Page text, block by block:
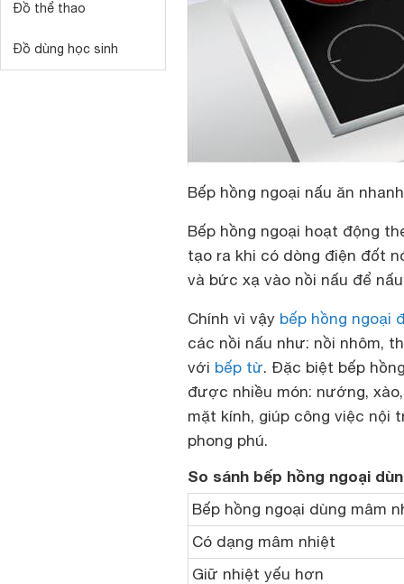
Đồ thể thao
Đồ dùng học sinh
Bếp hồng ngoại nấu ăn nhanh
Bếp hồng ngoại hoạt động
tạo ra khi có dòng điện đốt
và bức xạ vào nồi nấu để
Chính vì vậy bếp hồng ngoại
các nồi nấu như: nồi nhôm,
với bếp từ. Đặc biệt bếp
được nhiều món: nướng,
mặt kính, giúp công việc nội
phong phú.
So sánh bếp hồng ngoại
Bếp hồng ngoại dùng mâm
Có dạng mâm nhiệt
Giữ nhiệt yếu hơn